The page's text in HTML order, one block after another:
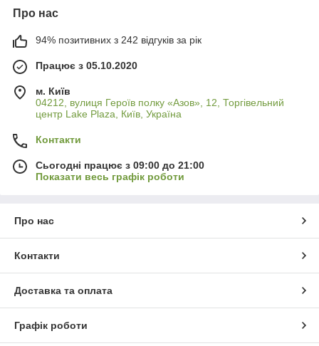
Про нас
94% позитивних з 242 відгуків за рік
Працює з 05.10.2020
м. Київ
04212, вулиця Героїв полку «Азов», 12, Торгівельний
центр Lake Plaza, Київ, Україна
Контакти
Сьогодні працює з 09:00 до 21:00
Показати весь графік роботи
Про нас
Контакти
Доставка та оплата
Графік роботи